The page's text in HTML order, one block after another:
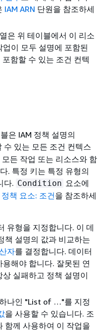
IAM ARN 단원을 참조하세
열은 위 테이블에서 이 리소
이 모두 설명에 포함된
함할 수 있는 조건 컨텍
은 IAM 정책 설명의
수 있는 모든 조건 컨텍스
든 작업 또는 리소스와 함
. 특정 키는 특정 유형의
다. Condition 요소에
정책 요소: 조건을 참조하세
유형을 지정합니다. 이 데
책 설명의 값과 비교하는
자를 결정합니다. 데이터
해야 합니다. 잘못된 연
실패하고 정책 설명이
나인 "List of …"를 지정
을 사용할 수 있습니다. 조
함께 사용하여 이 작업을